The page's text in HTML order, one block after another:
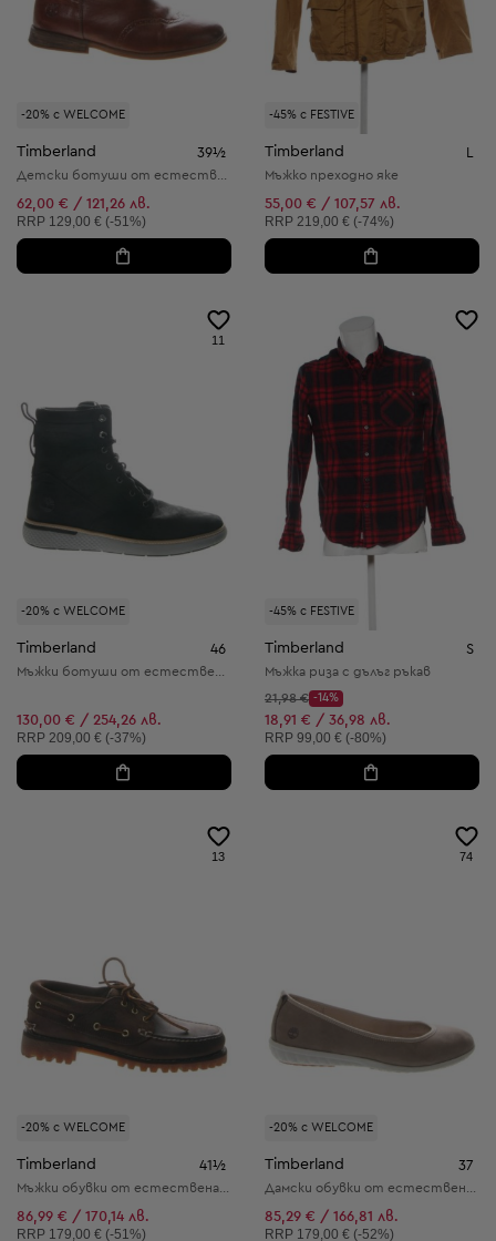
-20% с WELCOME
Timberland 39½
62,00 € / 121,26 лв.
Препоръчителна цена:
RRP 129,00 € (-51%)
-45% с FESTIVE
Timberland L
Мъжко преходно яке
55,00 € / 107,57 лв.
Препоръчителна цена:
RRP 219,00 € (-74%)
-20% с WELCOME
11
Timberland 46
130,00 € / 254,26 лв.
Препоръчителна цена:
RRP 209,00 € (-37%)
-45% с FESTIVE
Timberland S
Мъжка риза с дълъг ръкав
Начална цена:
21,98 €
Discount Price:
-14%
Намалена цена:
18,91 € / 36,98 лв.
Препоръчителна цена:
RRP 99,00 € (-80%)
-20% с WELCOME
13
Timberland 41½
86,99 € / 170,14 лв.
Препоръчителна цена:
RRP 179,00 € (-51%)
-20% с WELCOME
74
Timberland 37
85,29 € / 166,81 лв.
Препоръчителна цена:
RRP 179,00 € (-52%)